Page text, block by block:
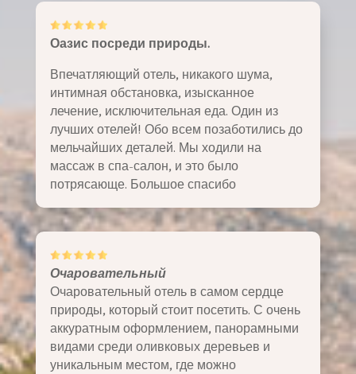
Оазис посреди природы.
Впечатляющий отель, никакого шума,
интимная обстановка, изысканное
лечение, исключительная еда. Один из
лучших отелей! Обо всем позаботились до
мельчайших деталей. Мы ходили на
массаж в спа-салон, и это было
потрясающе. Большое спасибо
Очаровательный
Очаровательный отель в самом сердце
природы, который стоит посетить. С очень
аккуратным оформлением, панорамными
видами среди оливковых деревьев и
уникальным местом, где можно